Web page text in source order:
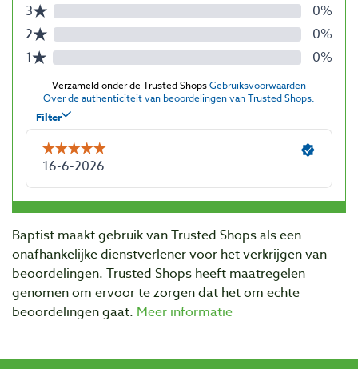
Baptist maakt gebruik van Trusted Shops als een
onafhankelijke dienstverlener voor het verkrijgen van
beoordelingen. Trusted Shops heeft maatregelen
genomen om ervoor te zorgen dat het om echte
beoordelingen gaat. Meer informatie